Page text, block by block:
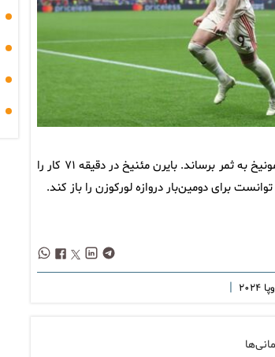
هری کین موفق شد در دقیقه ۵۲ روی پاس یوشوا کیمیش در دهانه دروازه گل اول را برای بایرن مونیخ به ثمر برساند. بایرن مئنیخ در دقیقه ۷۱ کار را
برای دومین‌بار دروازه لورکوزن را باز کند.
|